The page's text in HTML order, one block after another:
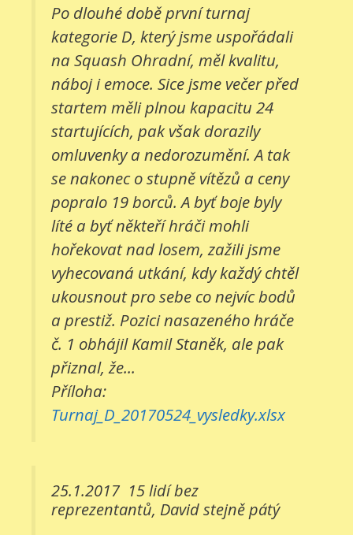
Po dlouhé době první turnaj
kategorie D, který jsme uspořádali
na Squash Ohradní, měl kvalitu,
náboj i emoce. Sice jsme večer před
startem měli plnou kapacitu 24
startujících, pak však dorazily
omluvenky a nedorozumění. A tak
se nakonec o stupně vítězů a ceny
popralo 19 borců. A byť boje byly
líté a byť někteří hráči mohli
hořekovat nad losem, zažili jsme
vyhecovaná utkání, kdy každý chtěl
ukousnout pro sebe co nejvíc bodů
a prestiž. Pozici nasazeného hráče
č. 1 obhájil Kamil Staněk, ale pak
přiznal, že...
Příloha:
Turnaj_D_20170524_vysledky.xlsx
25.1.2017 15 lidí bez
reprezentantů, David stejně pátý